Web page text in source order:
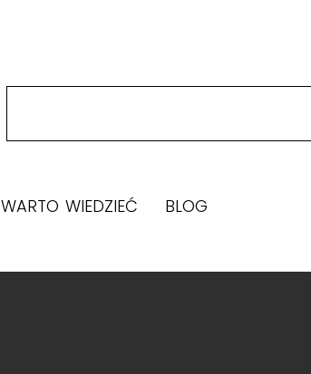
WARTO WIEDZIEĆ
BLOG